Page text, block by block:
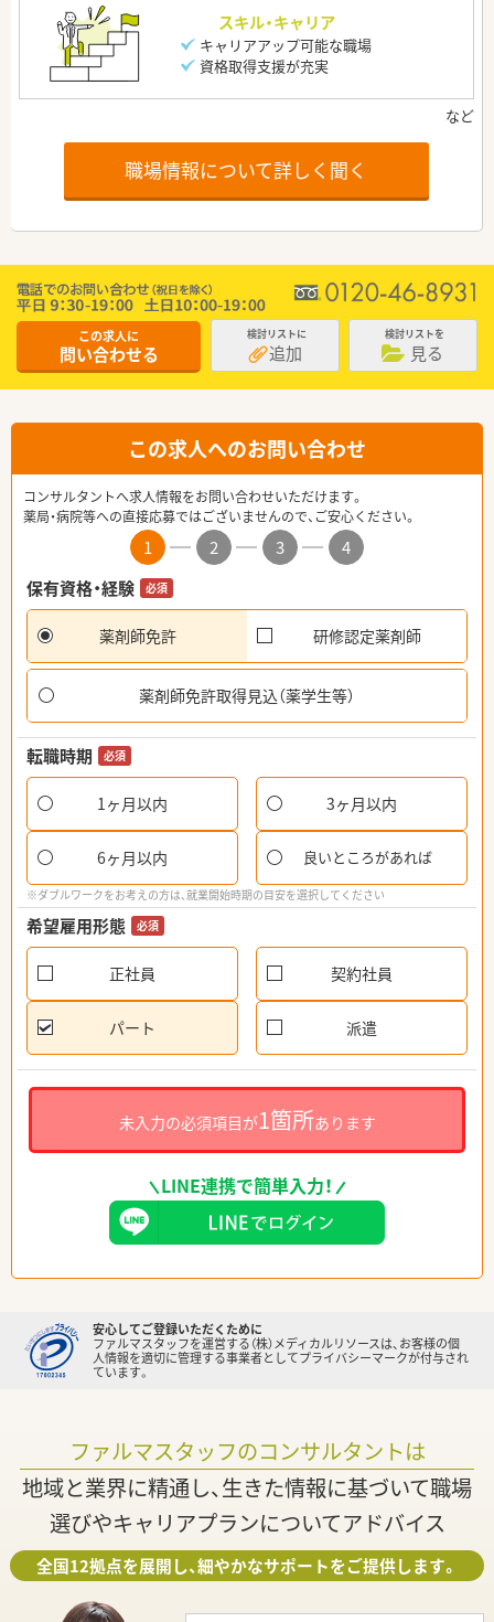
スキル・キャリア
キャリアアップ可能な職場
資格取得支援が充実
職場情報について詳しく聞く
この求人に
問い合わせる
検討リストに
追加
検討リストを
見る
この求人へのお問い合わせ
コンサルタントへ求人情報をお問い合わせいただけます。
薬局・病院等への直接応募ではございませんので、ご安心ください。
1 2 3
4
保有資格・経験
必須
薬剤師免許 研修認定薬剤師
薬剤師免許取得見込（薬学生等）
転職時期 必須
1ヶ月以内 3ヶ月以内
6ヶ月以内 良いところがあれば
※ダブルワークをお考えの方は、就業開始時期の目安を選択してください
希望雇用形態 必須
正社員 契約社員
パート 派遣
未入力の必須項目が1箇所あります
LINE連携で簡単入力！
安心してご登録いただくために
ファルマスタッフを運営する（株）メディカルリソースは、お客様の個
人情報を適切に管理する事業者としてプライバシーマークが付与され
ています。
ファルマスタッフのコンサルタントは
地域と業界に精通し、生きた情報に基づいて職場
選びやキャリアプランについてアドバイス
全国12拠点を展開し、細やかなサポートをご提供します。